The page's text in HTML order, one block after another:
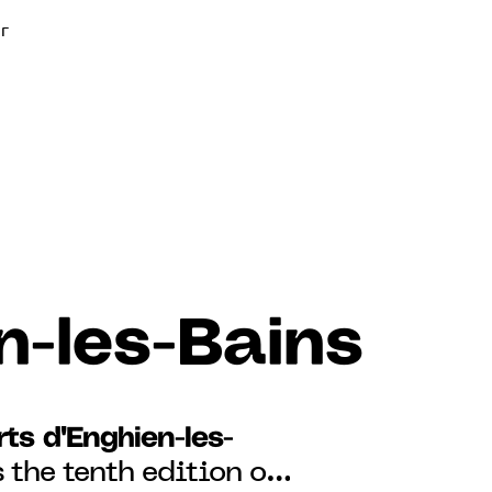
les-Bains
d'Enghien-les-
the tenth edition of